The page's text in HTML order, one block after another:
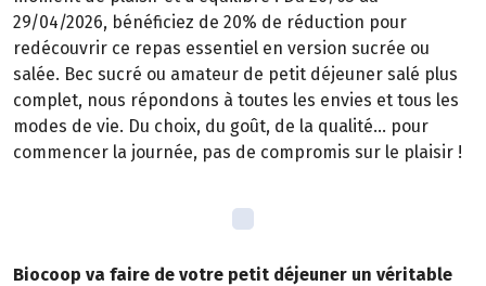
29/04/2026, bénéficiez de 20% de réduction pour
redécouvrir ce repas essentiel en version sucrée ou
salée. Bec sucré ou amateur de petit déjeuner salé plus
complet, nous répondons à toutes les envies et tous les
modes de vie. Du choix, du goût, de la qualité… pour
commencer la journée, pas de compromis sur le plaisir !
Biocoop va faire de votre petit déjeuner un véritable